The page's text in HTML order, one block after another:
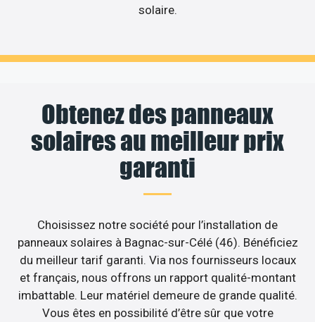
solaire.
Obtenez des panneaux
solaires au meilleur prix
garanti
Choisissez notre société pour l’installation de
panneaux solaires à Bagnac-sur-Célé (46). Bénéficiez
du meilleur tarif garanti. Via nos fournisseurs locaux
et français, nous offrons un rapport qualité-montant
imbattable. Leur matériel demeure de grande qualité.
Vous êtes en possibilité d’être sûr que votre